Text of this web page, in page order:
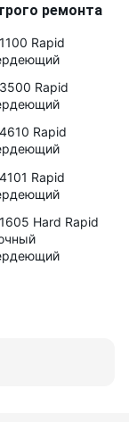
ремонта
Rapid
Rapid
Rapid
Rapid
Hard Rapid